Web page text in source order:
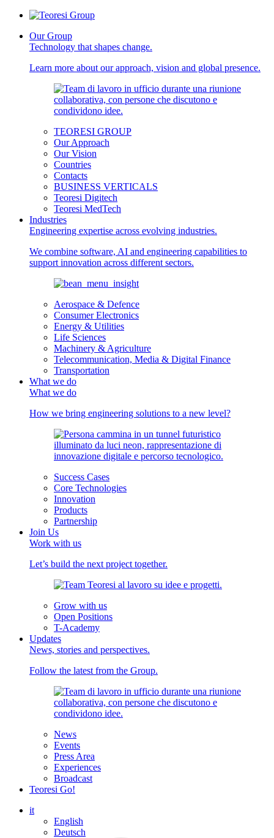
Our Group
Technology that shapes change.
Learn more about our approach, vision and global presence.
TEORESI GROUP
Our Approach
Our Vision
Countries
Contacts
BUSINESS VERTICALS
Teoresi Digitech
Teoresi MedTech
Industries
Engineering expertise across evolving industries.
We combine software, AI and engineering capabilities to
support innovation across different sectors.
Aerospace & Defence
Consumer Electronics
Energy & Utilities
Life Sciences
Machinery & Agriculture
Telecommunication, Media & Digital Finance
Transportation
What we do
What we do
How we bring engineering solutions to a new level?
Success Cases
Core Technologies
Innovation
Products
Partnership
Join Us
Work with us
Let’s build the next project together.
Grow with us
Open Positions
T-Academy
Updates
News, stories and perspectives.
Follow the latest from the Group.
News
Events
Press Area
Experiences
Broadcast
Teoresi Go!
it
English
Deutsch